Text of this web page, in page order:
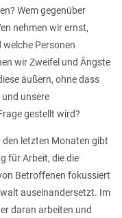
Wem gegenüber
nehmen wir ernst,
Personen
wir Zweifel und Ängste
äußern, ohne dass
unsere
gestellt wird?
letzten Monaten gibt
für Arbeit, die die
Betroffenen fokussiert
auseinandersetzt. Im
daran arbeiten und